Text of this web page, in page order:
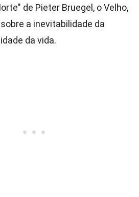
de Pieter Bruegel, o Velho,
a inevitabilidade da
da vida.